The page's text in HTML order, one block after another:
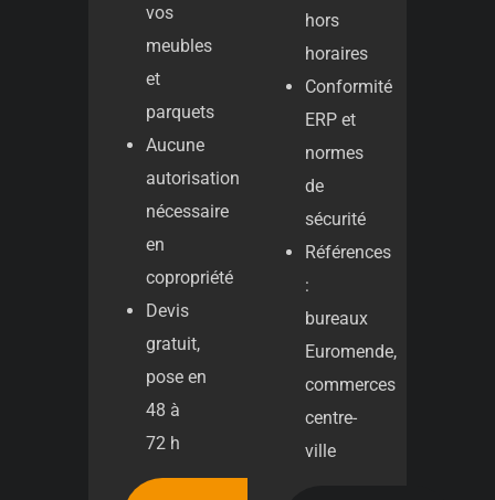
vos
meubles
et
parquets
Aucune
autorisation
nécessaire
en
copropriété
Devis
gratuit,
pose en
48 à
72 h
hors
horaires
Conformité
ERP et
normes
de
sécurité
Références
:
bureaux
Euromende,
commerces
centre-
ville